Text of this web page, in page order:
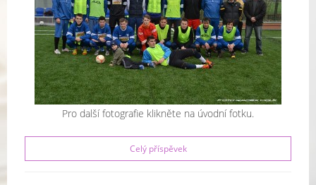
Pro další fotografie klikněte na úvodní fotku.
Celý příspěvek